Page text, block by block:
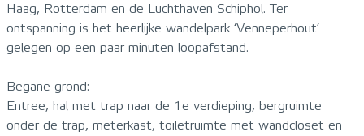
Haag, Rotterdam en de Luchthaven Schiphol. Ter
ontspanning is het heerlijke wandelpark ‘Venneperhout’
gelegen op een paar minuten loopafstand.
Begane grond:
Entree, hal met trap naar de 1e verdieping, bergruimte
onder de trap, meterkast, toiletruimte met wandcloset en